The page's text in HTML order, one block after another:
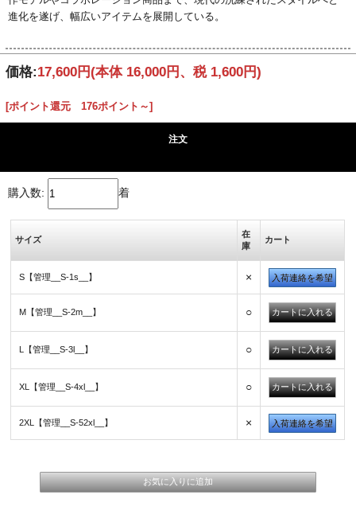
進化を遂げ、幅広いアイテムを展開している。
価格:17,600円(本体 16,000円、税 1,600円)
[ポイント還元 176ポイント～]
注文
購入数: 着
サイズ
在
庫
カート
S【管理__S-1s__】 × 入荷連絡を希望
M【管理__S-2m__】 ○
L【管理__S-3l__】 ○
XL【管理__S-4xl__】 ○
2XL【管理__S-52xl__】 × 入荷連絡を希望